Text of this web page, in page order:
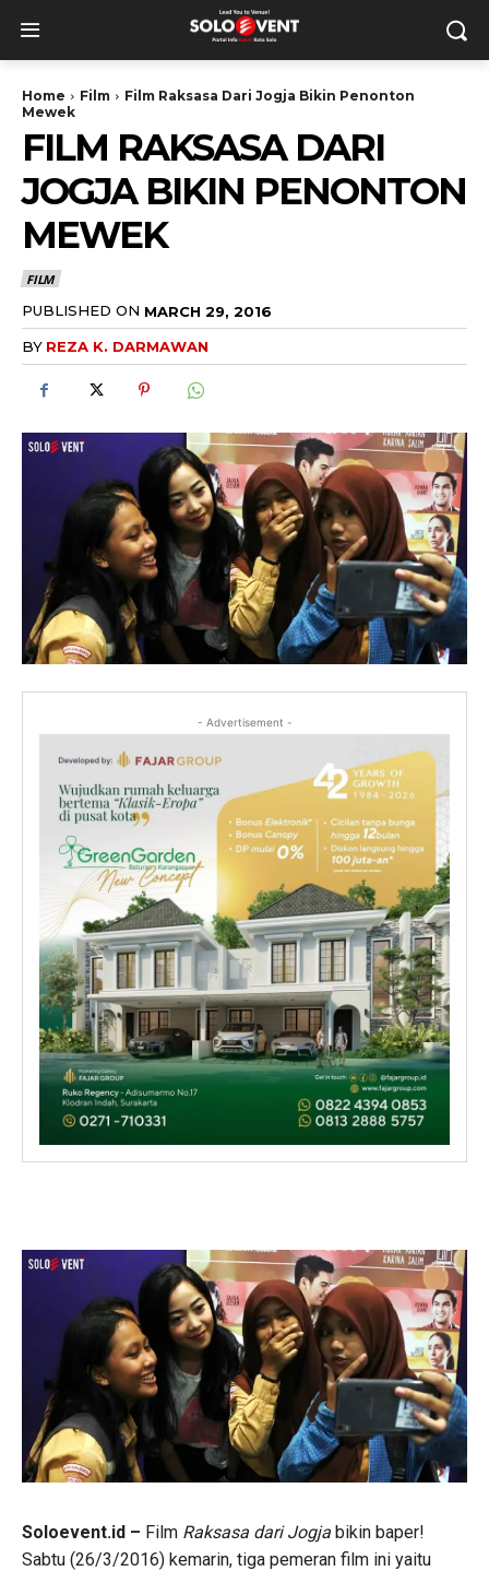
Home Film
Film Raksasa Dari Jogja Bikin Penonton
Mewek
FILM RAKSASA DARI
JOGJA BIKIN PENONTON
MEWEK
FILM
PUBLISHED ON MARCH 29, 2016
BY REZA K. DARMAWAN
- Advertisement -
Soloevent.id – Film Raksasa dari Jogja bikin baper!
Sabtu (26/3/2016) kemarin, tiga pemeran film ini yaitu